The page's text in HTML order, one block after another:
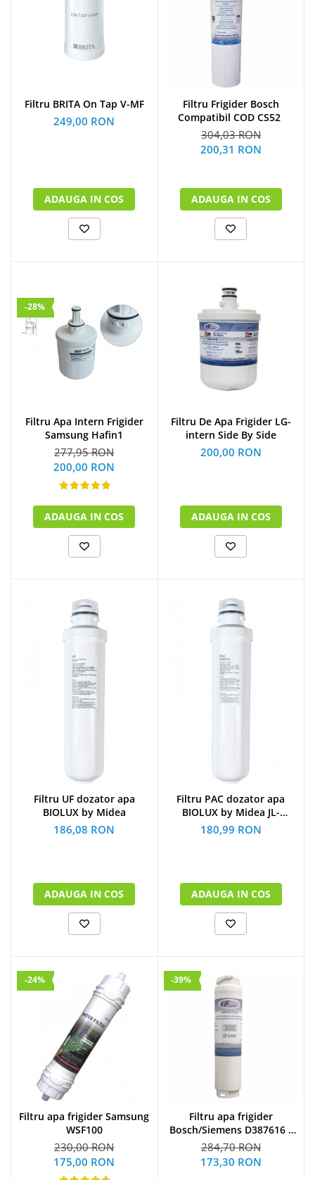
Filtru BRITA On Tap V-MF
249,00 RON
ADAUGA IN COS
Filtru Frigider Bosch
Compatibil COD CS52
304,03 RON
200,31 RON
ADAUGA IN COS
-28%
Filtru Apa Intern Frigider
Samsung Hafin1
277,95 RON
200,00 RON
ADAUGA IN COS
Filtru De Apa Frigider LG-
intern Side By Side
200,00 RON
ADAUGA IN COS
Filtru UF dozator apa
BIOLUX by Midea
186,08 RON
ADAUGA IN COS
Filtru PAC dozator apa
BIOLUX by Midea JL-
1566S/JL-2345T/JL-
1844S/MU-1649
180,99 RON
ADAUGA IN COS
-24%
Filtru apa frigider Samsung
WSF100
230,00 RON
175,00 RON
-39%
Filtru apa frigider
Bosch/Siemens D387616 -
Compatibil
284,70 RON
173,30 RON